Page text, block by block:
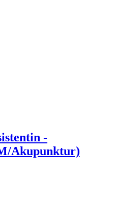
-
Akupunktur)